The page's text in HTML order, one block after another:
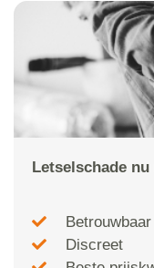
Letselschade
Betrouwbaar
Discreet